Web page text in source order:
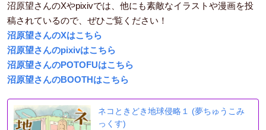
沼原望さんのXやpixivでは、他にも素敵なイラストや漫画を投
稿されているので、ぜひご覧ください！
沼原望さんのXはこちら
沼原望さんのpixivはこちら
沼原望さんのPOTOFUはこちら
沼原望さんのBOOTHはこちら
ネコときどき地球侵略１ (夢ちゅうこみ
っくす)